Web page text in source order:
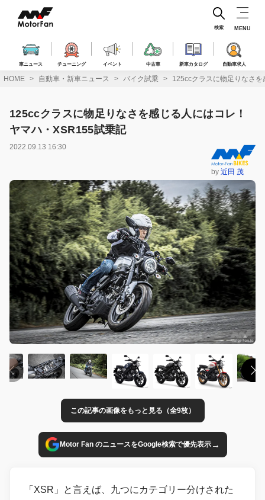
ス
車ニュース チューニング イベント 中古車 新車カタログ 自動車求人
検索 MENU
HOME 自動車・新車ニュース バイク試乗 125ccクラスに物足りなさ
125ccクラスに物足りなさを感じる人にはコレ！
ヤマハ・XSR155試乗記
2022.09.13 16:30
by近田 茂
この記事の画像をもっと見る（全9枚）
Motor Fan のニュースをGoogle検索で優先表示→
「XSR」と言えば、九つにカテゴリー分けされた